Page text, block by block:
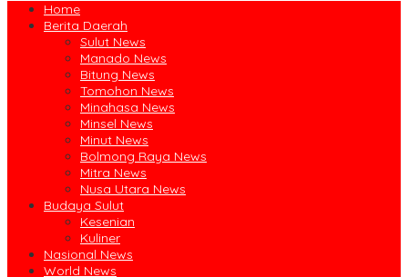
Home
Berita Daerah
Sulut News
Manado News
Bitung News
Tomohon News
Minahasa News
Minsel News
Minut News
Bolmong Raya News
Mitra News
Nusa Utara News
Budaya Sulut
Kesenian
Kuliner
Nasional News
World News